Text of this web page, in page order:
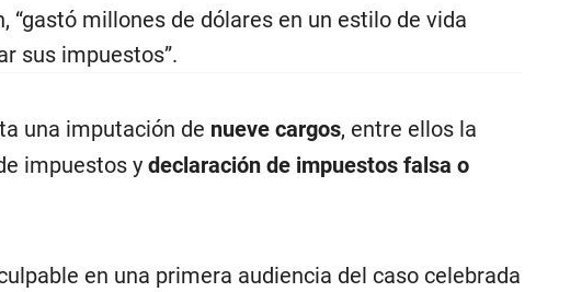
“gastó millones de dólares en un estilo de vida
sus impuestos”.
una imputación de nueve cargos, entre ellos la
impuestos y declaración de impuestos falsa o
en una primera audiencia del caso celebrada